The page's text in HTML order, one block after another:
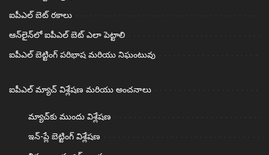
ఐపీఎల్ బెట్ రకాలు
ఆన్‌లైన్‌లో ఐపీఎల్ బెట్ ఎలా పెట్టాలి
ఐపీఎల్ బెట్టింగ్ పరిభాష మరియు నిఘంటువు
ఐపీఎల్ మ్యాచ్ విశ్లేషణ మరియు అంచనాలు
మ్యాచ్‌కు ముందు విశ్లేషణ
ఇన్-ప్లే బెట్టింగ్ విశ్లేషణ